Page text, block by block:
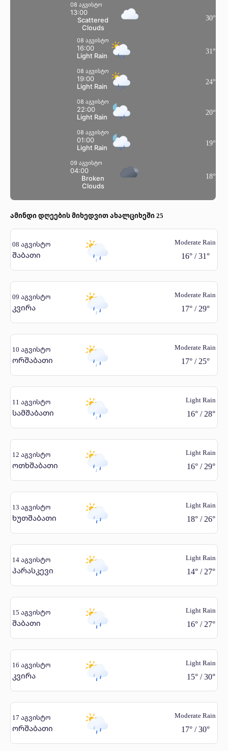
08 აგვისტო
13:00
Scattered
Clouds
30°
08 აგვისტო
16:00
Light Rain
31°
08 აგვისტო
19:00
Light Rain
24°
08 აგვისტო
22:00
Light Rain
20°
08 აგვისტო
01:00
Light Rain
19°
09 აგვისტო
04:00
Broken
Clouds
18°
ამინდი დღეების მიხედვით ახალციხეში 25
08 აგვისტო
შაბათი
Moderate Rain
16°/31°
09 აგვისტო
კვირა
Moderate Rain
17°/29°
10 აგვისტო
ორშაბათი
Moderate Rain
17°/25°
11 აგვისტო
სამშაბათი
Light Rain
16°/28°
12 აგვისტო
ოთხშაბათი
Light Rain
16°/29°
13 აგვისტო
ხუთშაბათი
Light Rain
18°/26°
14 აგვისტო
პარასკევი
Light Rain
14°/27°
15 აგვისტო
შაბათი
Light Rain
16°/27°
16 აგვისტო
კვირა
Light Rain
15°/30°
17 აგვისტო
ორშაბათი
Moderate Rain
17°/30°